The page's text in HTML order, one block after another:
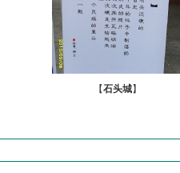
【石头城】